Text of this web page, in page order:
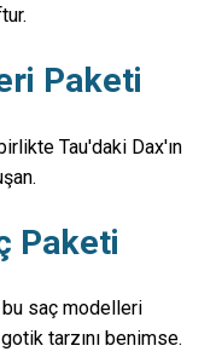
Paketi
Tau'daki Dax'ın
Paketi
bu saç modelleri
tarzını benimse.